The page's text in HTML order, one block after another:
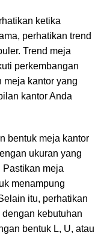
ketika
perhatikan trend
Trend meja
perkembangan
kantor yang
kantor Anda
bentuk meja kantor
ukuran yang
Pastikan meja
menampung
itu, perhatikan
kebutuhan
bentuk L, U, atau